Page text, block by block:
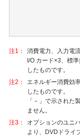
注1：
消費電力、入力電
I/O カード×3、標
したものです。
注2：
エネルギー消費効
したものです。
「－」で示され
ません。
注3：
オプションのユニ
より、DVDドライ